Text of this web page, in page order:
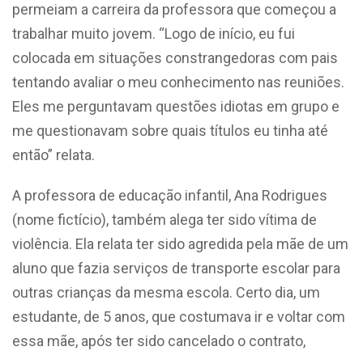
permeiam a carreira da professora que começou a
trabalhar muito jovem. “Logo de início, eu fui
colocada em situações constrangedoras com pais
tentando avaliar o meu conhecimento nas reuniões.
Eles me perguntavam questões idiotas em grupo e
me questionavam sobre quais títulos eu tinha até
então” relata.
A professora de educação infantil, Ana Rodrigues
(nome fictício), também alega ter sido vítima de
violência. Ela relata ter sido agredida pela mãe de um
aluno que fazia serviços de transporte escolar para
outras crianças da mesma escola. Certo dia, um
estudante, de 5 anos, que costumava ir e voltar com
essa mãe, após ter sido cancelado o contrato,